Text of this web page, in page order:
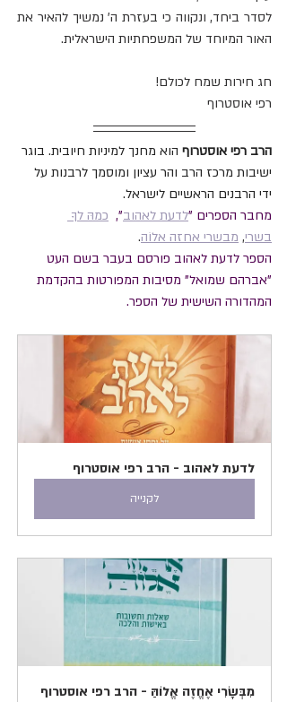
האור המיוחד של המשפחתיות הישראלית.
חג חירות שמח לכולם!
רפי אוסטרוף
הרב רפי אוסטרוף הוא מחנך למיניות חיובית. בוגר
ישיבות מרכז הרב והר עציון ומוסמך לרבנות על
ידי הרבנים הראשיים לישראל.
מחבר הספרים "לדעת לאהוב", כמהּ לךָ
בשרי, מבשרי אחזה אלוֹה.
הספר לדעת לאהוב פורסם בעבר בשם העט
"אברהם שמואל" מסיבות המפורטות בהקדמת
המהדורה השישית של הספר.
לדעת לאהוב - הרב רפי אוסטרוף
לקנייה
מִבְּשָׂרִי אֶחֱזֶה אֱלוֹהַּ - הרב רפי אוסטרוף